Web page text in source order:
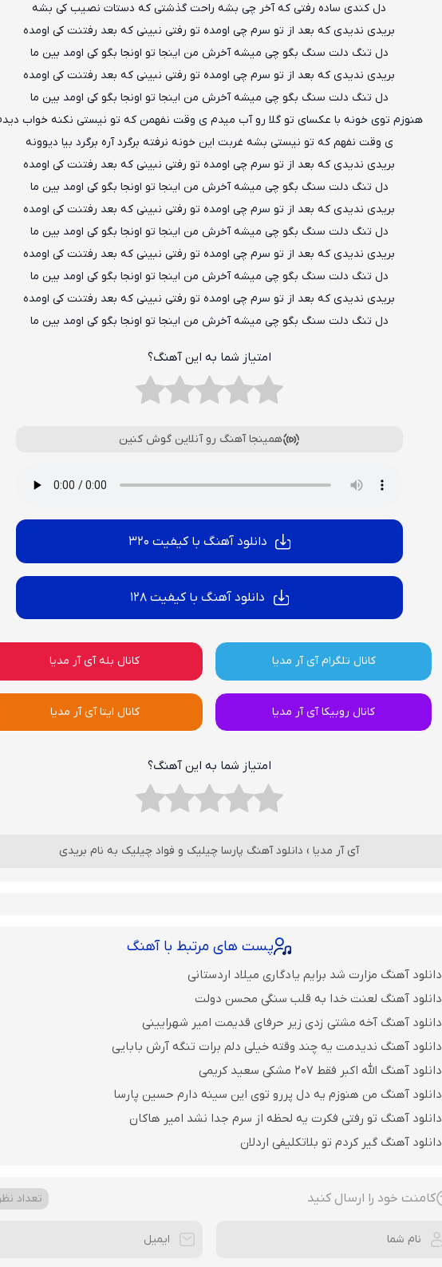
دل کندی ساده رفتی که آخر چی بشه راحت گذشتی که دستات نصیب کی بشه
بریدی ندیدی که بعد از تو سرم چی اومده تو رفتی نبینی که بعد رفتنت کی اومده
دل تنگ دلت سنگ بگو چی میشه آخرش من اینجا تو اونجا بگو کی اومد بین ما
بریدی ندیدی که بعد از تو سرم چی اومده تو رفتی نبینی که بعد رفتنت کی اومده
دل تنگ دلت سنگ بگو چی میشه آخرش من اینجا تو اونجا بگو کی اومد بین ما
هنوزم توی خونه با عکسای تو گلا رو آب میدم ی وقت نفهمن که تو نیستی نکنه خواب
ی وقت نفهم که تو نیستی بشه غربت این خونه نرفته برگرد آره برگرد بیا دیوونه
بریدی ندیدی که بعد از تو سرم چی اومده تو رفتی نبینی که بعد رفتنت کی اومده
دل تنگ دلت سنگ بگو چی میشه آخرش من اینجا تو اونجا بگو کی اومد بین ما
بریدی ندیدی که بعد از تو سرم چی اومده تو رفتی نبینی که بعد رفتنت کی اومده
دل تنگ دلت سنگ بگو چی میشه آخرش من اینجا تو اونجا بگو کی اومد بین ما
بریدی ندیدی که بعد از تو سرم چی اومده تو رفتی نبینی که بعد رفتنت کی اومده
دل تنگ دلت سنگ بگو چی میشه آخرش من اینجا تو اونجا بگو کی اومد بین ما
بریدی ندیدی که بعد از تو سرم چی اومده تو رفتی نبینی که بعد رفتنت کی اومده
دل تنگ دلت سنگ بگو چی میشه آخرش من اینجا تو اونجا بگو کی اومد بین ما
امتیاز شما به این آهنگ؟
همینجا آهنگ رو آنلاین گوش کنین
دانلود آهنگ با کیفیت 320
دانلود آهنگ با کیفیت 128
کانال تلگرام آی آر مدیا کانال بله آی آر مدیا
کانال روبیکا آی آر مدیا کانال ایتا آی آر مدیا
امتیاز شما به این آهنگ؟
آی آر مدیا › دانلود آهنگ پارسا چیلیک و فواد چیلیک به نام بریدی
پست های مرتبط با آهنگ
دانلود آهنگ مزارت شد برایم یادگاری میلاد اردستانی
دانلود آهنگ لعنت خدا به قلب سنگی محسن دولت
دانلود آهنگ آخه مشتی زدی زیر حرفای قدیمت امیر شهرایینی
دانلود آهنگ ندیدمت یه چند وقته خیلی دلم برات تنگه آرش بابایی
دانلود آهنگ الله اکبر فقط 207 مشکی سعید کریمی
دانلود آهنگ من هنوزم یه دل پررو توی این سینه دارم حسین پارسا
دانلود آهنگ تو رفتی فکرت یه لحظه از سرم جدا نشد امیر هاکان
دانلود آهنگ گیر کردم تو بلاتکلیفی اردلان
کامنت خود را ارسال کنید تعداد